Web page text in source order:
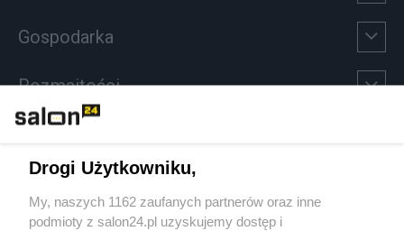
Gospodarka
Rozmaitości
Sport
Drogi Użytkowniku,
My, naszych 1162 zaufanych partnerów oraz inne
podmioty z salon24.pl uzyskujemy dostęp i